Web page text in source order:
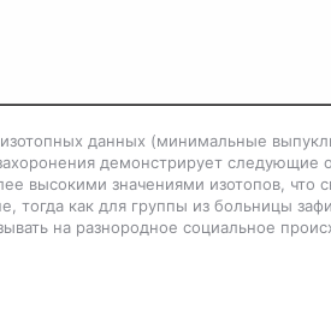
данных (минимальные
демонстрирует следующие
высокими значениями изотопов, что
тогда как для группы из больницы
на разнородное социальное